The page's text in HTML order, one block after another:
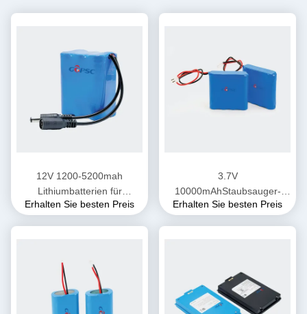
12V 1200-5200mah
Lithiumbatterien für
Handversuchsgeräte
Erhalten Sie besten Preis
3.7V
10000mAhStaubsauger-
Luftpumpe
Erhalten Sie besten Preis